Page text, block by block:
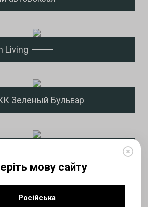
мову сайту
Російська
Living
Зеленый Бульвар
в ТРЦ Республика